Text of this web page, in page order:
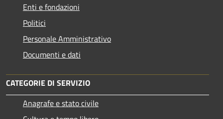
Enti e fondazioni
Politici
Personale Amministrativo
Documenti e dati
CATEGORIE DI SERVIZIO
Anagrafe e stato civile